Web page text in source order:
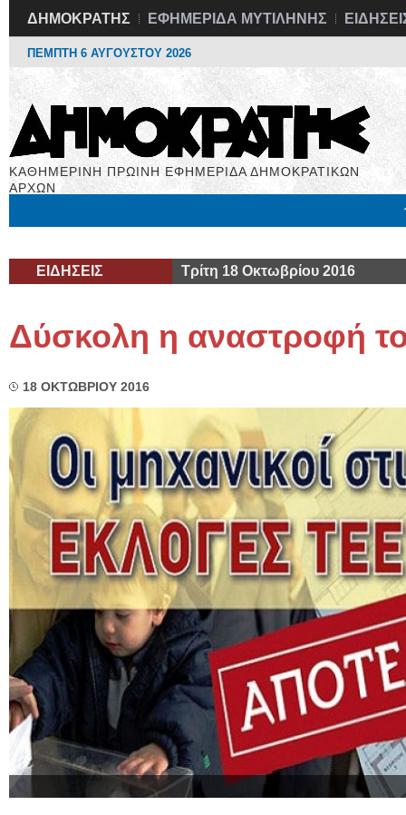
ΔΗΜΟΚΡΑΤΗΣ ΕΦΗΜΕΡΙΔΑ ΜΥΤΙΛΗΝΗΣ
ΠΕΜΠΤΗ 6 ΑΥΓΟΥΣΤΟΥ 2026
ΚΑΘΗΜΕΡΙΝΗ ΠΡΩΙΝΗ ΕΦΗΜΕΡΙΔΑ ΔΗΜΟΚΡΑΤΙΚΩΝ
ΑΡΧΩΝ
ΕΙΔΗΣΕΙΣ Τρίτη 18 Οκτωβρίου 2016
Δύσκολη η αναστροφή
18 ΟΚΤΩΒΡΙΟΥ 2016